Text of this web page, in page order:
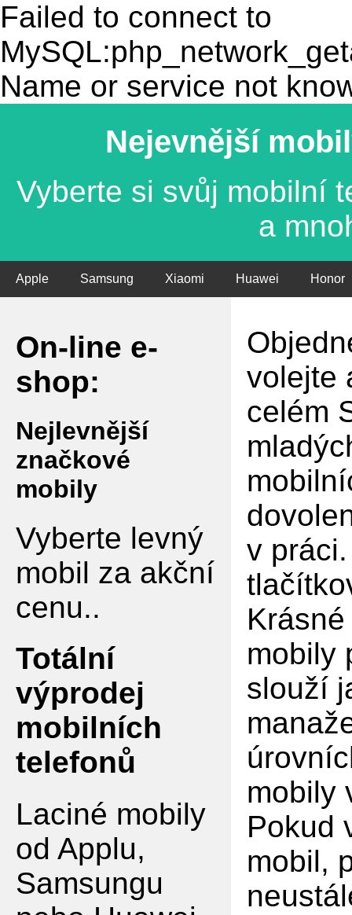
Failed to connect to
Name or service not
Nejevnější
Vyberte si svůj mobilní
a
Apple Samsung Xiaomi Huawei Honor
On-line e-
shop:
Nejlevnější
značkové
mobily
Vyberte levný
mobil za akční
cenu..
Totální
výprodej
mobilních
telefonů
Laciné mobily
od Applu,
Samsungu
volejte
celém
v
mobily
slouží
mobily
Pokud
mobil,